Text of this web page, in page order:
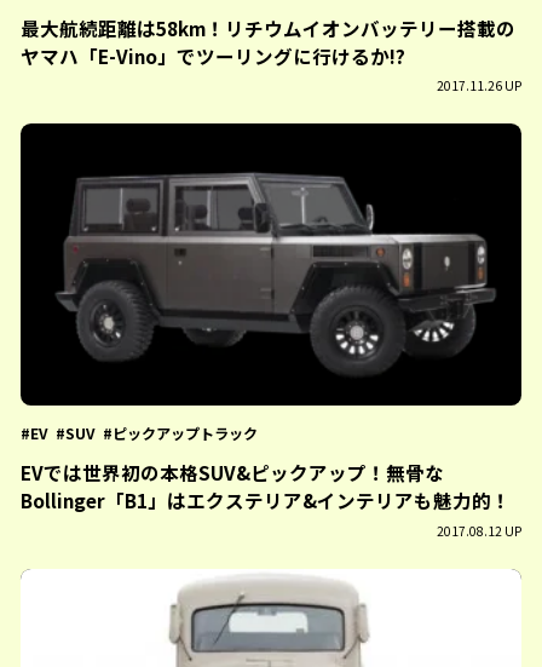
最大航続距離は58km！リチウムイオンバッテリー搭載の
ヤマハ「E-Vino」でツーリングに行けるか!?
2017.11.26 UP
EV SUV ピックアップトラック
EVでは世界初の本格SUV&ピックアップ！無骨な
Bollinger「B1」はエクステリア&インテリアも魅力的！
2017.08.12 UP